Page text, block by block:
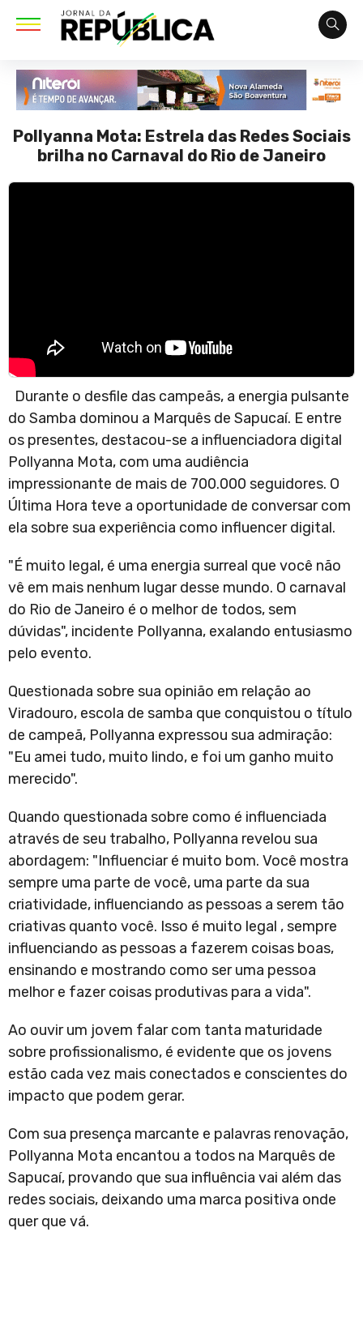
Pollyanna Mota: Estrela das Redes Sociais
brilha no Carnaval do Rio de Janeiro
Durante o desfile das campeãs, a energia pulsante
do Samba dominou a Marquês de Sapucaí. E entre
os presentes, destacou-se a influenciadora digital
Pollyanna Mota, com uma audiência
impressionante de mais de 700.000 seguidores. O
Última Hora teve a oportunidade de conversar com
ela sobre sua experiência como influencer digital.
"É muito legal, é uma energia surreal que você não
vê em mais nenhum lugar desse mundo. O carnaval
do Rio de Janeiro é o melhor de todos, sem
dúvidas", incidente Pollyanna, exalando entusiasmo
pelo evento.
Questionada sobre sua opinião em relação ao
Viradouro, escola de samba que conquistou o título
de campeã, Pollyanna expressou sua admiração:
"Eu amei tudo, muito lindo, e foi um ganho muito
merecido".
Quando questionada sobre como é influenciada
através de seu trabalho, Pollyanna revelou sua
abordagem: "Influenciar é muito bom. Você mostra
sempre uma parte de você, uma parte da sua
criatividade, influenciando as pessoas a serem tão
criativas quanto você. Isso é muito legal , sempre
influenciando as pessoas a fazerem coisas boas,
ensinando e mostrando como ser uma pessoa
melhor e fazer coisas produtivas para a vida".
Ao ouvir um jovem falar com tanta maturidade
sobre profissionalismo, é evidente que os jovens
estão cada vez mais conectados e conscientes do
impacto que podem gerar.
Com sua presença marcante e palavras renovação,
Pollyanna Mota encantou a todos na Marquês de
Sapucaí, provando que sua influência vai além das
redes sociais, deixando uma marca positiva onde
quer que vá.